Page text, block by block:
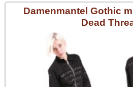
Angebote
Kleidung/
alle Artikel
Girlblusen
Damenmantel Gothic
Dead